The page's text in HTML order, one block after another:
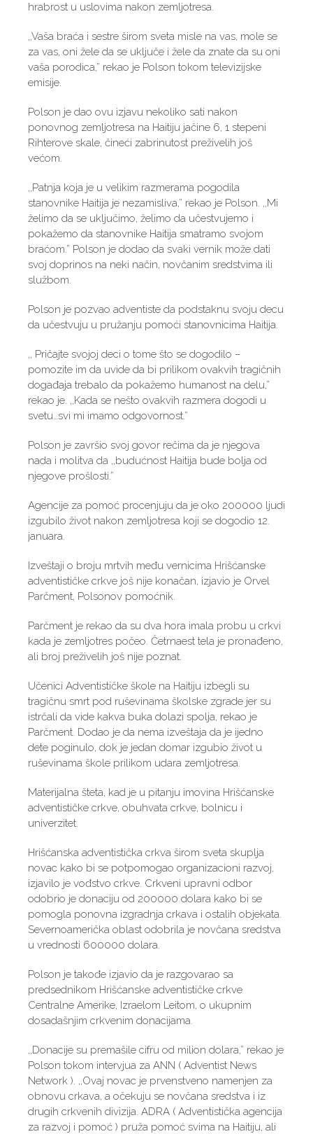
hrabrost u uslovima nakon zemljotresa.
,,Vaša braća i sestre širom sveta misle na vas, mole se
za vas, oni žele da se uključe i žele da znate da su oni
vaša porodica,” rekao je Polson tokom televizijske
emisije.
Polson je dao ovu izjavu nekoliko sati nakon
ponovnog zemljotresa na Haitiju jačine 6, 1 stepeni
Rihterove skale, čineći zabrinutost preživelih još
većom.
,,Patnja koja je u velikim razmerama pogodila
stanovnike Haitija je nezamisliva,” rekao je Polson. ,,Mi
želimo da se uključimo, želimo da učestvujemo i
pokažemo da stanovnike Haitija smatramo svojom
braćom.” Polson je dodao da svaki vernik može dati
svoj doprinos na neki način, novčanim sredstvima ili
službom.
Polson je pozvao adventiste da podstaknu svoju decu
da učestvuju u pružanju pomoći stanovnicima Haitija.
,, Pričajte svojoj deci o tome što se dogodilo –
pomozite im da uvide da bi prilikom ovakvih tragičnih
događaja trebalo da pokažemo humanost na delu,”
rekao je. ,,Kada se nešto ovakvih razmera dogodi u
svetu…svi mi imamo odgovornost.”
Polson je završio svoj govor rečima da je njegova
nada i molitva da ,,budućnost Haitija bude bolja od
njegove prošlosti.”
Agencije za pomoć procenjuju da je oko 200000 ljudi
izgubilo život nakon zemljotresa koji se dogodio 12.
januara.
Izveštaji o broju mrtvih među vernicima Hrišćanske
adventističke crkve još nije konačan, izjavio je Orvel
Parčment, Polsonov pomoćnik.
Parčment je rekao da su dva hora imala probu u crkvi
kada je zemljotres počeo. Četrnaest tela je pronađeno,
ali broj preživelih još nije poznat.
Učenici Adventističke škole na Haitiju izbegli su
tragičnu smrt pod ruševinama školske zgrade jer su
istrčali da vide kakva buka dolazi spolja, rekao je
Parčment. Dodao je da nema izveštaja da je ijedno
dete poginulo, dok je jedan domar izgubio život u
ruševinama škole prilikom udara zemljotresa.
Materijalna šteta, kad je u pitanju imovina Hrišćanske
adventističke crkve, obuhvata crkve, bolnicu i
univerzitet.
Hrišćanska adventistička crkva širom sveta skuplja
novac kako bi se potpomogao organizacioni razvoj,
izjavilo je vođstvo crkve. Crkveni upravni odbor
odobrio je donaciju od 200000 dolara kako bi se
pomogla ponovna izgradnja crkava i ostalih objekata.
Severnoamerička oblast odobrila je novčana sredstva
u vrednosti 600000 dolara.
Polson je takođe izjavio da je razgovarao sa
predsednikom Hrišćanske adventističke crkve
Centralne Amerike, Izraelom Leitom, o ukupnim
dosadašnjim crkvenim donacijama.
,,Donacije su premašile cifru od milion dolara,” rekao je
Polson tokom intervjua za ANN ( Adventist News
Network ). ,,Ovaj novac je prvenstveno namenjen za
obnovu crkava, a očekuju se novčana sredstva i iz
drugih crkvenih divizija. ADRA ( Adventistička agencija
za razvoj i pomoć ) pruža pomoć svima na Haitiju, ali